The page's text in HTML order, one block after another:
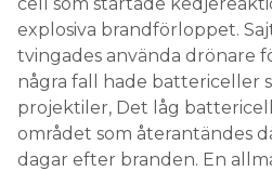
explosiva brandförloppet.
tvingades använda drönare
några fall hade battericeller
projektiler, Det låg
området som återantändes
dagar efter branden. En